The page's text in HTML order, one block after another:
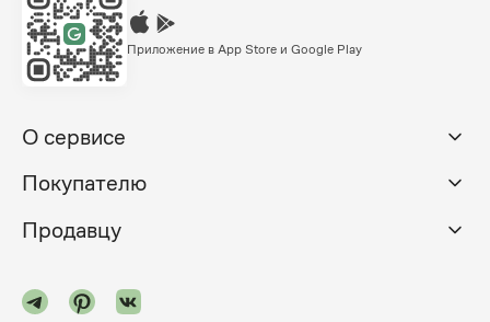
Приложение в App Store и Google Play
О сервисе
Покупателю
Продавцу